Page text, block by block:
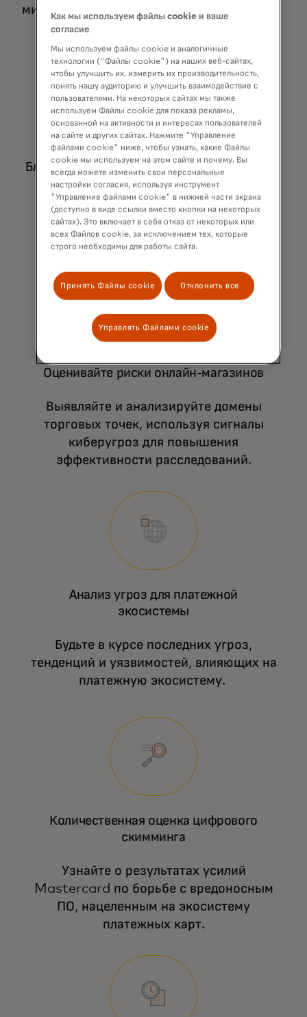
минимизировать потери.
Тестирование карт
Блокируйте попытки тестирования карт с
автоматическими отказами от вашего
имени, предотвращая развитие
мошеннических атак ещё на ранней
стадии.
Оценивайте риски онлайн-магазинов
Выявляйте и анализируйте домены
торговых точек, используя сигналы
киберугроз для повышения
эффективности расследований.
Анализ угроз для платежной
экосистемы
Будьте в курсе последних угроз,
тенденций и уязвимостей, влияющих на
платежную экосистему.
Количественная оценка цифрового
скимминга
Узнайте о результатах усилий
Mastercard по борьбе с вредоносным
ПО, нацеленным на экосистему
платежных карт.
Как мы используем файлы cookie и ваше
согласие
Мы используем файлы cookie и аналогичные
технологии ("Файлы cookie") на наших веб-сайтах,
чтобы улучшить их, измерить их производительность,
понять нашу аудиторию и улучшить взаимодействие с
пользователями. На некоторых сайтах мы также
используем Файлы cookie для показа рекламы,
основанной на активности и интересах пользователей
на сайте и других сайтах. Нажмите "Управление
файлами cookie" ниже, чтобы узнать, какие Файлы
cookie мы используем на этом сайте и почему. Вы
всегда можете изменить свои персональные
настройки согласия, используя инструмент
"Управление файлами cookie" в нижней части экрана
(доступно в виде ссылки вместо кнопки на некоторых
сайтах). Это включает в себя отказ от некоторых или
всех Файлов cookie, за исключением тех, которые
строго необходимы для работы сайта.
Принять Файлы cookie Отклонить все
Управлять Файлами cookie